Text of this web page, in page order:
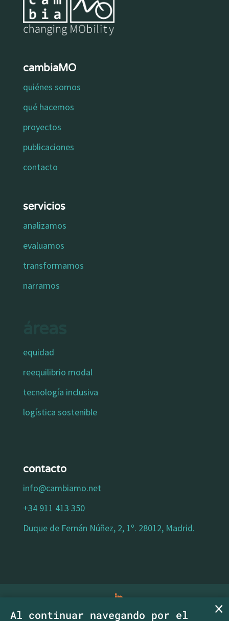
cambiaMO
quiénes somos
qué hacemos
proyectos
publicaciones
contacto
servicios
analizamos
evaluamos
transformamos
narramos
equidad
reequilibrio modal
tecnología inclusiva
logística sostenible
contacto
info@cambiamo.net
+34 911 413 350
Duque de Fernán Núñez, 2, 1º. 28012, Madrid.
aviso legal|política de privacidad |política
Al continuar navegando por el